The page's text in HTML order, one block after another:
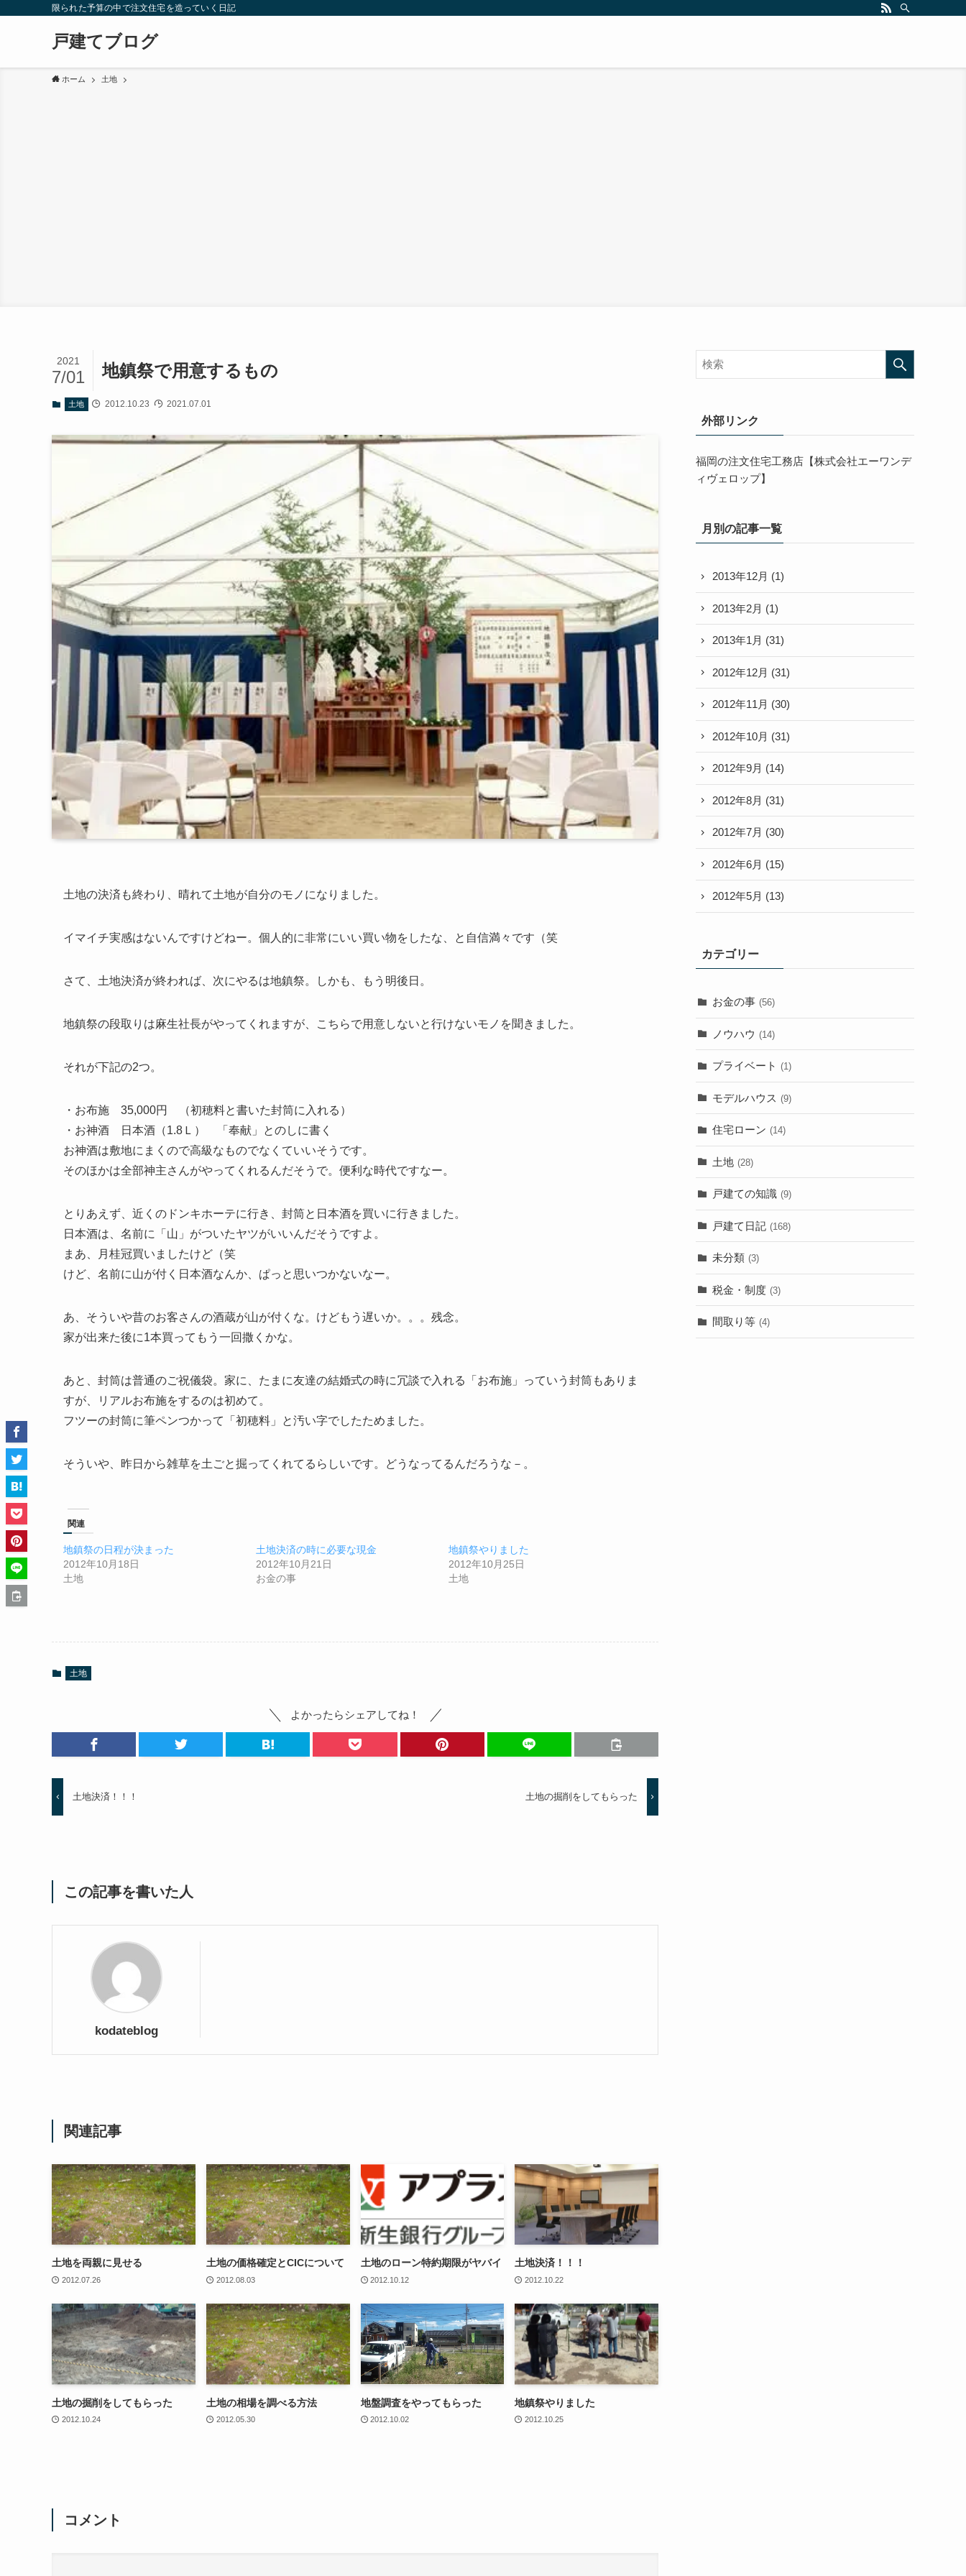
限られた予算の中で注文住宅を造っていく日記
戸建てブログ
ホーム 土地
地鎮祭で用意するもの
2021
7/01
土地 2012.10.23 2021.07.01
土地の決済も終わり、晴れて土地が自分のモノになりました。
イマイチ実感はないんですけどねー。個人的に非常にいい買い物をしたな、と自信満々です（笑
さて、土地決済が終われば、次にやるは地鎮祭。しかも、もう明後日。
地鎮祭の段取りは麻生社長がやってくれますが、こちらで用意しないと行けないモノを聞きました。
それが下記の2つ。
・お布施 35,000円 （初穂料と書いた封筒に入れる）
・お神酒 日本酒（1.8Ｌ） 「奉献」とのしに書く
お神酒は敷地にまくので高級なものでなくていいそうです。
そのほかは全部神主さんがやってくれるんだそうで。便利な時代ですなー。
とりあえず、近くのドンキホーテに行き、封筒と日本酒を買いに行きました。
日本酒は、名前に「山」がついたヤツがいいんだそうですよ。
まあ、月桂冠買いましたけど（笑
けど、名前に山が付く日本酒なんか、ぱっと思いつかないなー。
あ、そういや昔のお客さんの酒蔵が山が付くな。けどもう遅いか。。。残念。
家が出来た後に1本買ってもう一回撒くかな。
あと、封筒は普通のご祝儀袋。家に、たまに友達の結婚式の時に冗談で入れる「お布施」っていう封筒もありま
すが、リアルお布施をするのは初めて。
フツーの封筒に筆ペンつかって「初穂料」と汚い字でしたためました。
そういや、昨日から雑草を土ごと掘ってくれてるらしいです。どうなってるんだろうな－。
関連
地鎮祭の日程が決まった
2012年10月18日
土地
土地決済の時に必要な現金
2012年10月21日
お金の事
地鎮祭やりました
2012年10月25日
土地
土地
よかったらシェアしてね！
土地決済！！！ 土地の掘削をしてもらった
この記事を書いた人
kodateblog
関連記事
土地を両親に見せる
2012.07.26
土地の価格確定とCICについて
2012.08.03
土地のローン特約期限がヤバイ
2012.10.12
土地決済！！！
2012.10.22
土地の掘削をしてもらった
2012.10.24
土地の相場を調べる方法
2012.05.30
地盤調査をやってもらった
2012.10.02
地鎮祭やりました
2012.10.25
コメント
外部リンク
福岡の注文住宅工務店【株式会社エーワンデ
ィヴェロップ】
月別の記事一覧
2013年12月 (1)
2013年2月 (1)
2013年1月 (31)
2012年12月 (31)
2012年11月 (30)
2012年10月 (31)
2012年9月 (14)
2012年8月 (31)
2012年7月 (30)
2012年6月 (15)
2012年5月 (13)
カテゴリー
お金の事 (56)
ノウハウ (14)
プライベート (1)
モデルハウス (9)
住宅ローン (14)
土地 (28)
戸建ての知識 (9)
戸建て日記 (168)
未分類 (3)
税金・制度 (3)
間取り等 (4)